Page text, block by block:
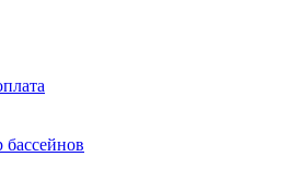
бассейнов